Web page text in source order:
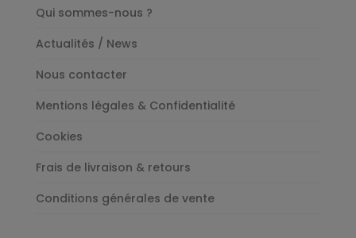
Qui sommes-nous ?
Actualités / News
Nous contacter
Mentions légales & Confidentialité
Cookies
Frais de livraison & retours
Conditions générales de vente